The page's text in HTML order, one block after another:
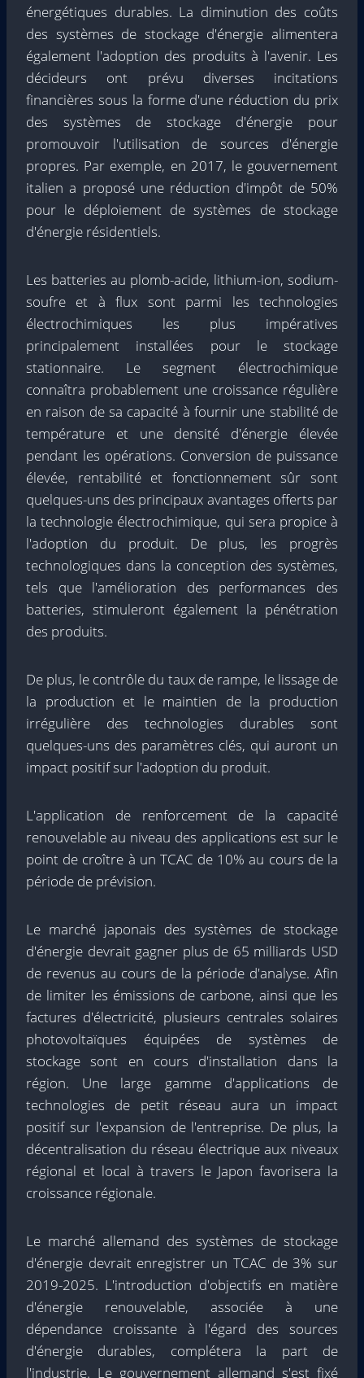
énergétiques durables. La diminution des coûts
des systèmes de stockage d'énergie alimentera
également l'adoption des produits à l'avenir. Les
décideurs ont prévu diverses incitations
financières sous la forme d'une réduction du prix
des systèmes de stockage d'énergie pour
promouvoir l'utilisation de sources d'énergie
propres. Par exemple, en 2017, le gouvernement
italien a proposé une réduction d'impôt de 50%
pour le déploiement de systèmes de stockage
d'énergie résidentiels.
Les batteries au plomb-acide, lithium-ion, sodium-
soufre et à flux sont parmi les technologies
électrochimiques les plus impératives
principalement installées pour le stockage
stationnaire. Le segment électrochimique
connaîtra probablement une croissance régulière
en raison de sa capacité à fournir une stabilité de
température et une densité d'énergie élevée
pendant les opérations. Conversion de puissance
élevée, rentabilité et fonctionnement sûr sont
quelques-uns des principaux avantages offerts par
la technologie électrochimique, qui sera propice à
l'adoption du produit. De plus, les progrès
technologiques dans la conception des systèmes,
tels que l'amélioration des performances des
batteries, stimuleront également la pénétration
des produits.
De plus, le contrôle du taux de rampe, le lissage de
la production et le maintien de la production
irrégulière des technologies durables sont
quelques-uns des paramètres clés, qui auront un
impact positif sur l'adoption du produit.
L'application de renforcement de la capacité
renouvelable au niveau des applications est sur le
point de croître à un TCAC de 10% au cours de la
période de prévision.
Le marché japonais des systèmes de stockage
d'énergie devrait gagner plus de 65 milliards USD
de revenus au cours de la période d'analyse. Afin
de limiter les émissions de carbone, ainsi que les
factures d'électricité, plusieurs centrales solaires
photovoltaïques équipées de systèmes de
stockage sont en cours d'installation dans la
région. Une large gamme d'applications de
technologies de petit réseau aura un impact
positif sur l'expansion de l'entreprise. De plus, la
décentralisation du réseau électrique aux niveaux
régional et local à travers le Japon favorisera la
croissance régionale.
Le marché allemand des systèmes de stockage
d'énergie devrait enregistrer un TCAC de 3% sur
2019-2025. L'introduction d'objectifs en matière
d'énergie renouvelable, associée à une
dépendance croissante à l'égard des sources
d'énergie durables, complétera la part de
l'industrie. Le gouvernement allemand s'est fixé